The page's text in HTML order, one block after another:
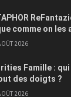
comme on les
2026
Famille :
des doigts ?
2026